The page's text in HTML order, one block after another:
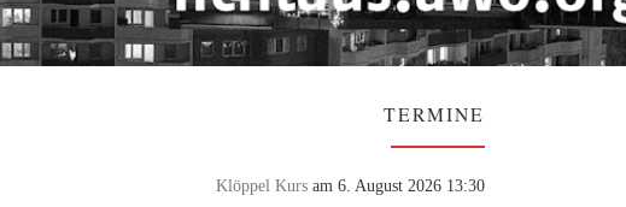
TERMINE
Klöppel Kurs am 6. August 2026 13:30